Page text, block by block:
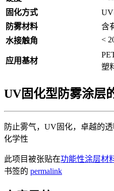
固化方式
UV
防雾材料
含
水接触角
<
应用基材
塑
UV固化型防雾涂层
防止雾气，UV固化，卓越的
化学性
此项目被张贴在功能性涂层材
书签的 permalink